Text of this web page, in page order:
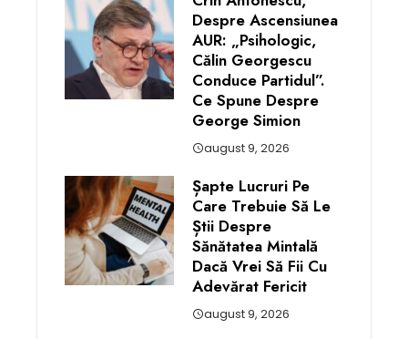
Despre Ascensiunea
AUR: „Psihologic,
Călin Georgescu
Conduce Partidul”.
Ce Spune Despre
George Simion
august 9, 2026
Șapte Lucruri Pe
Care Trebuie Să Le
Știi Despre
Sănătatea Mintală
Dacă Vrei Să Fii Cu
Adevărat Fericit
august 9, 2026